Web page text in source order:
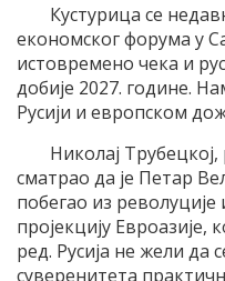
Кустурица се
економског форума у
истовремено чека и
добије 2027. године.
Русији и европском
Николај Трубецкој,
сматрао да је Петар
побегао из
пројекцију
ред. Русија не жели да
суверенитета